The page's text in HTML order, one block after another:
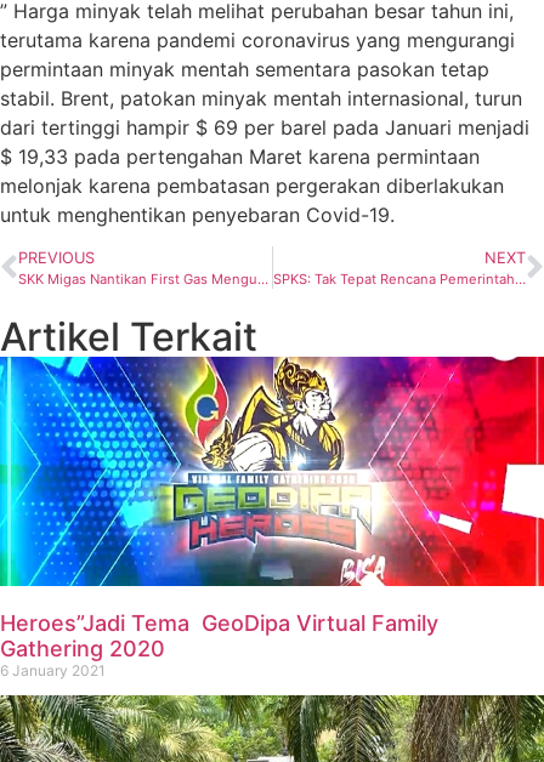
” Harga minyak telah melihat perubahan besar tahun ini,
terutama karena pandemi coronavirus yang mengurangi
permintaan minyak mentah sementara pasokan tetap
stabil. Brent, patokan minyak mentah internasional, turun
dari tertinggi hampir $ 69 per barel pada Januari menjadi
$ 19,33 pada pertengahan Maret karena permintaan
melonjak karena pembatasan pergerakan diberlakukan
untuk menghentikan penyebaran Covid-19.
PREVIOUS
SKK Migas Nantikan First Gas Mengucur Dari HCML
NEXT
SPKS: Tak Tepat Rencana Pemerintah Kucurkan Subsidi untuk Perusahaan Kelapa Sawit
Artikel Terkait
Heroes”Jadi Tema GeoDipa Virtual Family
Gathering 2020
6 January 2021